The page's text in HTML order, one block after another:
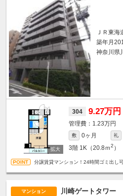
ＪＲ東海
築年月
神奈川県
304 9.27万円
1.23万円
敷 0ヶ月 礼
3階 1K（20.8ｍ2 ）
分譲賃貸マンション！24時間ゴミ出し
マンション 川崎ゲートタワー